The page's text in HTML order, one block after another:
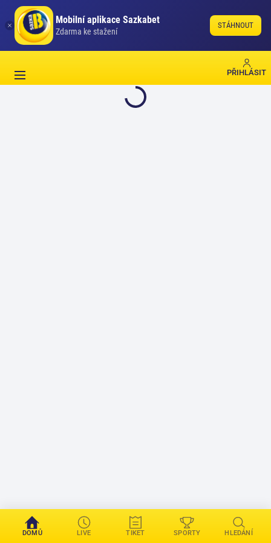
Mobilní aplikace Sazkabet
Zdarma ke stažení
STÁHNOUT
PŘIHLÁSIT
DOMŮ LIVE TIKET SPORTY HLEDÁNÍ